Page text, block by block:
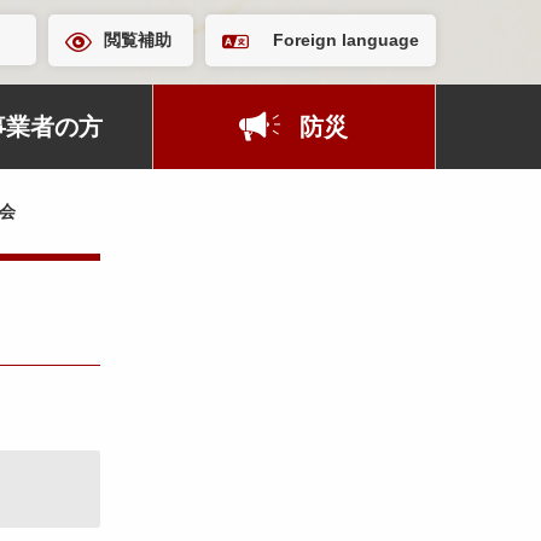
閲覧補助 Foreign language
業者の方 防災